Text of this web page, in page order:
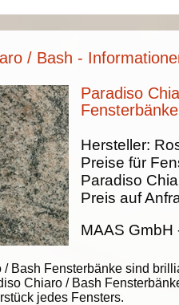
/ Bash -
Paradiso
Fensterbänke
/ Bash Fensterbänke sind
Chiaro / Bash
jedes Fensters.
Hersteller:
Preise für
Paradiso
Preis auf
MAAS GmbH